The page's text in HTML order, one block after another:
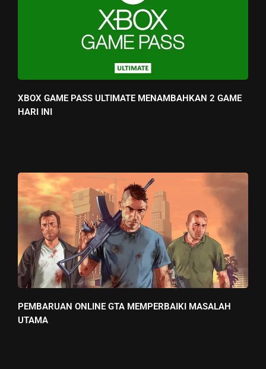
XBOX GAME PASS ULTIMATE MENAMBAHKAN 2 GAME
HARI INI
PEMBARUAN ONLINE GTA MEMPERBAIKI MASALAH
UTAMA